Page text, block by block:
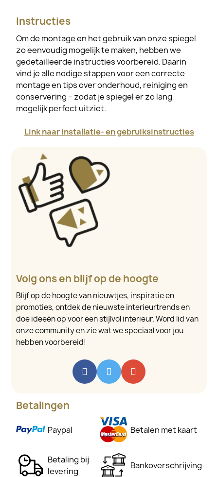
Instructies
Om de montage en het gebruik van onze spiegel
zo eenvoudig mogelijk te maken, hebben we
gedetailleerde instructies voorbereid. Daarin
vind je alle nodige stappen voor een correcte
montage en tips over onderhoud, reiniging en
conservering – zodat je spiegel er zo lang
mogelijk perfect uitziet.
Link naar installatie- en gebruiksinstructies
Volg ons en blijf op de hoogte
Blijf op de hoogte van nieuwtjes, inspiratie en
promoties, ontdek de nieuwste interieurtrends en
doe ideeën op voor een stijlvol interieur. Word lid van
onze community en zie wat we speciaal voor jou
hebben voorbereid!
Betalingen
Paypal Betalen met kaart
Betaling bij
levering
Bankoverschrijving